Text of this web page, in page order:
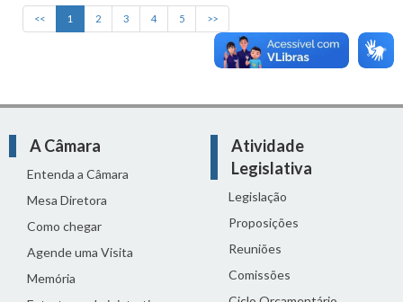
<< 1 2 3 4 5 >>
A Câmara
Entenda a Câmara
Mesa Diretora
Como chegar
Agende uma Visita
Memória
Atividade
Legislativa
Legislação
Proposições
Reuniões
Comissões